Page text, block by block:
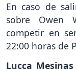
En caso de
sobre Owen
competir en
22:00 horas de
Lucca Mesinas